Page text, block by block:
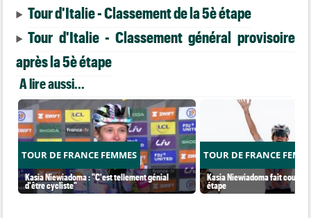
Tour d'Italie - Classement de la 5è étape
Tour d'Italie - Classement général provisoire
après la 5è étape
A lire aussi...
TOUR DE FRANCE FEMMES
Kasia Niewiadoma : "C'est tellement génial
d'être cycliste"
TOUR DE FRANCE
Kasia Niewiadoma fait coup
étape